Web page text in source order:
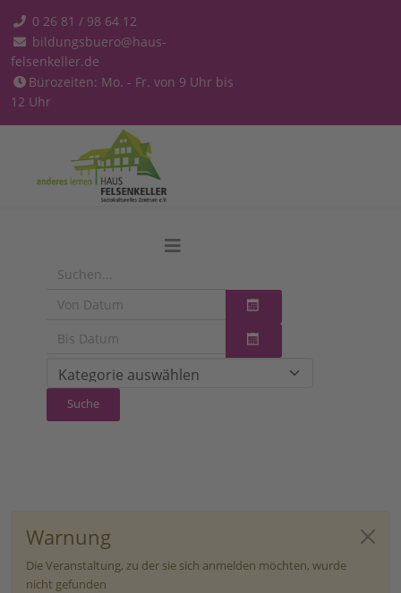
0 26 81 / 98 64 12
bildungsbuero@haus-
felsenkeller.de
Bürozeiten: Mo. - Fr. von 9 Uhr bis
12 Uhr
Kalender öffnen
Kalender öffnen
Warnung
Die Veranstaltung, zu der sie sich anmelden möchten, wurde
nicht gefunden